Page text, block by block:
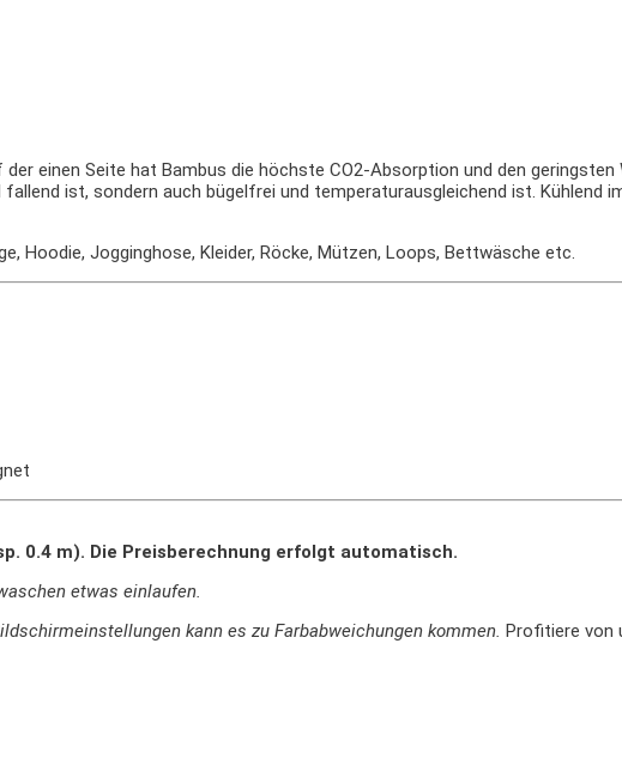
einen Seite hat Bambus die höchste CO2-Absorption und den
ist, sondern auch bügelfrei und temperaturausgleichend ist. Kühlend
Hoodie, Jogginghose, Kleider, Röcke, Mützen, Loops, Bettwäsche etc.
0.4 m). Die Preisberechnung erfolgt automatisch.
etwas einlaufen.
kann es zu Farbabweichungen kommen. Profitiere von